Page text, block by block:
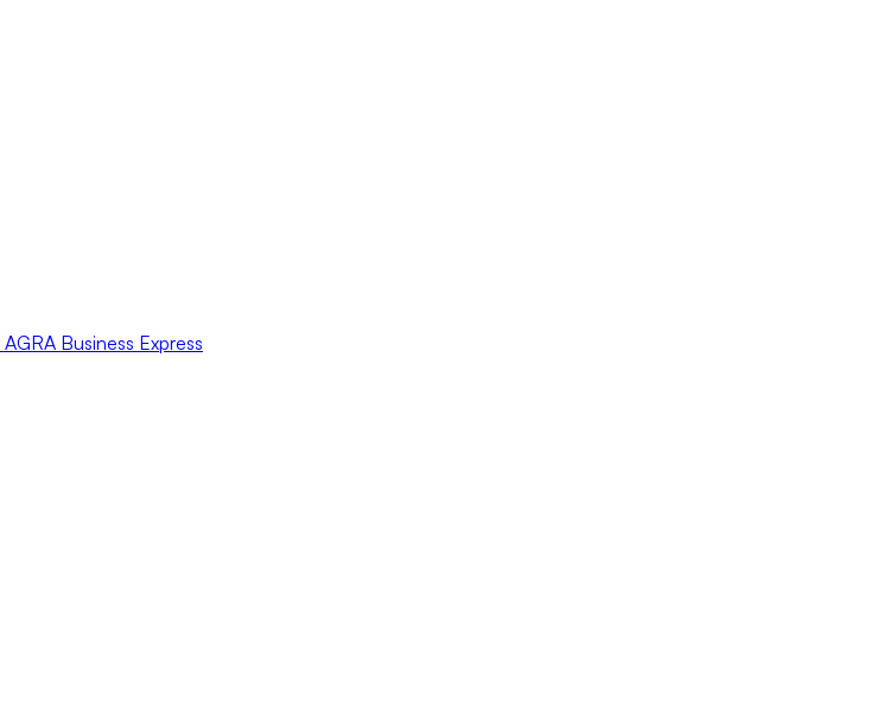
AGRA Business Express